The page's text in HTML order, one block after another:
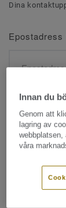
Dina
Epostadress
Namn*
Efternamn*
Innan du
Genom att
lagring av
webbplatsen,
våra